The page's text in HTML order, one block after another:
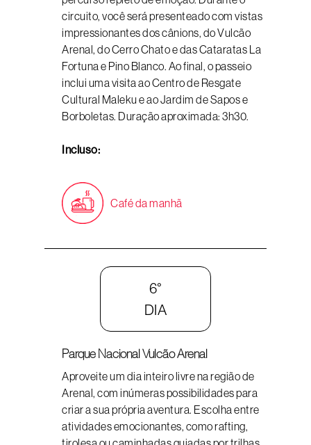
circuito, você será presenteado com vistas
impressionantes dos cânions, do Vulcão
Arenal, do Cerro Chato e das Cataratas La
Fortuna e Pino Blanco. Ao final, o passeio
inclui uma visita ao Centro de Resgate
Cultural Maleku e ao Jardim de Sapos e
Borboletas. Duração aproximada: 3h30.
Incluso:
Café da manhã
6°
DIA
Parque Nacional Vulcão Arenal
Aproveite um dia inteiro livre na região de
Arenal, com inúmeras possibilidades para
criar a sua própria aventura. Escolha entre
atividades emocionantes, como rafting,